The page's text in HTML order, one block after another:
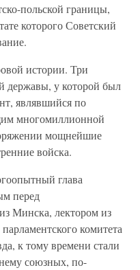
польской границы,
которого Советский
истории. Три
державы, у которой был
являвшийся по
многомиллионной
мощнейшие
войска.
глава
перед
Минска, лектором из
комитета
к тому времени стали
союзных, по-